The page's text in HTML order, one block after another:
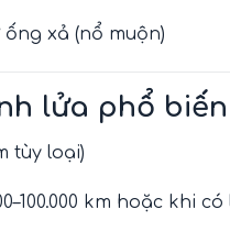
xả (nổ muộn)
lửa phổ
tùy loại)
km hoặc khi có